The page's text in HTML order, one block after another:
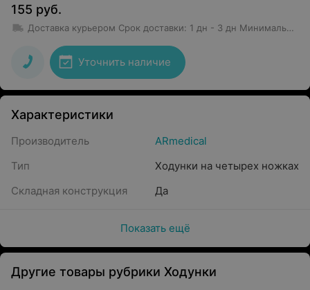
155 руб.
Доставка курьером Срок доставки: 1 дн - 3 дн Минимальная сумма заказа: 50 руб.
Уточнить наличие
Характеристики
Производитель
ARmedical
Тип
Ходунки на четырех ножках
Складная конструкция
Да
Показать ещё
Другие товары рубрики Ходунки